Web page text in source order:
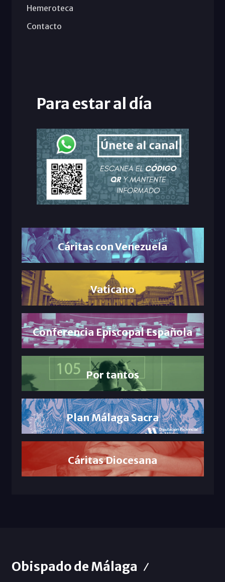
Hemeroteca
Contacto
Para estar al día
Cáritas con Venezuela
Vaticano
Conferencia Episcopal Española
Por tantos
Plan Málaga Sacra
Cáritas Diocesana
Obispado de Málaga